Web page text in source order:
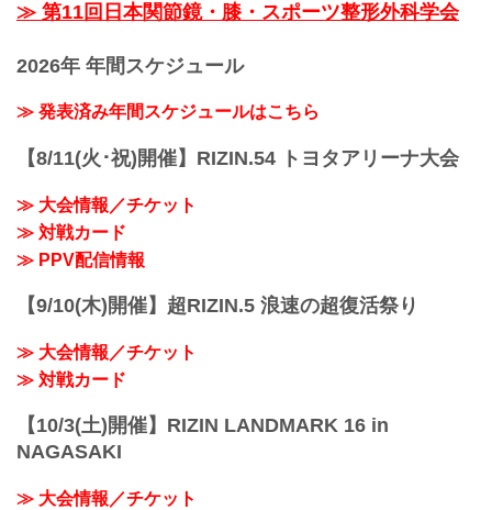
≫ 第11回日本関節鏡・膝・スポーツ整形外科学会
2026年 年間スケジュール
≫ 発表済み年間スケジュールはこちら
【8/11(火･祝)開催】RIZIN.54 トヨタアリーナ大会
≫ 大会情報／チケット
≫ 対戦カード
≫ PPV配信情報
【9/10(木)開催】超RIZIN.5 浪速の超復活祭り
≫ 大会情報／チケット
≫ 対戦カード
【10/3(土)開催】RIZIN LANDMARK 16 in
NAGASAKI
≫ 大会情報／チケット